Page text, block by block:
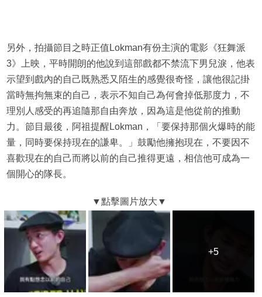
另外，拍攝節目之時正值Lokman有份主演的電影《狂舞派
3》上映，平時開朗的他說到這部戲都不禁流下男兒淚，他表
示望到戲內的自己既熟悉又陌生的感覺很奇怪，讓他很記掛
當時無拘無束的自己，表示不知自己為何會掉低那度力，不
理別人感受的再追隨那自由奔放，因為這是他從前的推動
力。節目最後，阿祖提醒Lokman，「要保持那個火爆時的能
量，同時要保持現在的謙卑。」鼓勵他擁抱現在，不要因不
喜歡現在的自己而將以前的自己推得更遠，相信他可成為一
個開心的隊長。
+5
+5